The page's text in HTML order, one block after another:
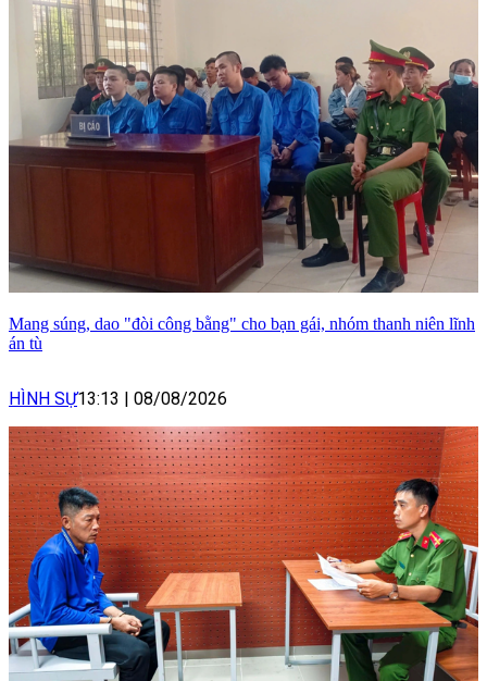
Mang súng, dao "đòi công bằng" cho bạn gái, nhóm thanh niên lĩnh
án tù
HÌNH SỰ13:13 | 08/08/2026